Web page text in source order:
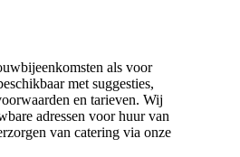
als voor
met suggesties,
en tarieven. Wij
adressen voor huur van
van catering via onze